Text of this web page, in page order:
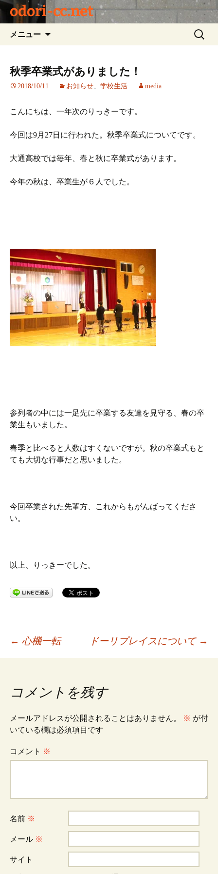
odori-cc.net
メニュー
ツ
キ
プ
検
索:
秋季卒業式がありました！
2018/10/11 お知らせ、 学校生活 media
こんにちは、一年次のりっきーです。
今回は9月27日に行われた。秋季卒業式についてです。
大通高校では毎年、春と秋に卒業式があります。
今年の秋は、卒業生が６人でした。
参列者の中には一足先に卒業する友達を見守る、春の卒
業生もいました。
春季と比べると人数はすくないですが。秋の卒業式もと
ても大切な行事だと思いました。
今回卒業された先輩方、これからもがんばってくださ
い。
以上、りっきーでした。
投
ナ
ビ
ゲ
ー
シ
ョ
← 心機一転 ドーリプレイスについて →
コメントを残す
メールアドレスが公開されることはありません。 ※ が付
いている欄は必須項目です
コメント ※
名前 ※
メール ※
サイト